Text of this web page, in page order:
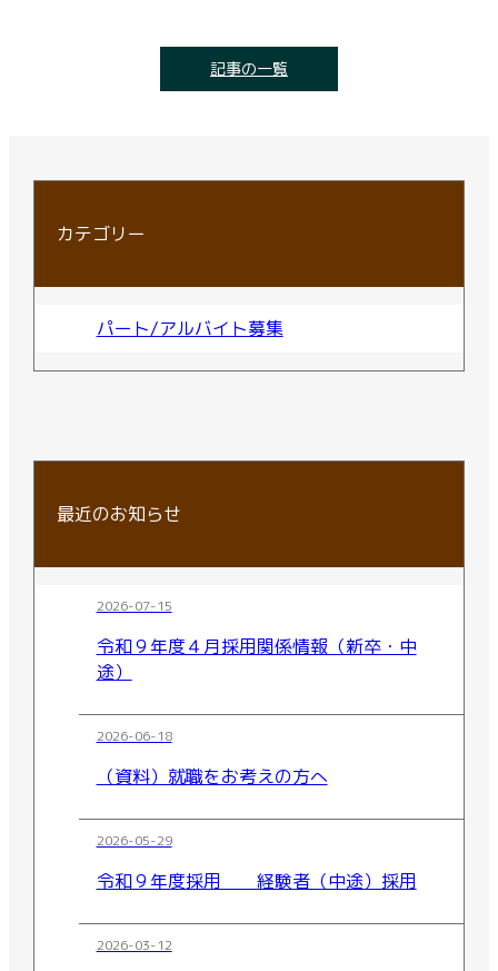
記事の一覧
カテゴリー
パート/アルバイト募集
最近のお知らせ
2026-07-15
令和９年度４月採用関係情報（新卒・中
途）
2026-06-18
（資料）就職をお考えの方へ
2026-05-29
令和９年度採用 経験者（中途）採用
2026-03-12